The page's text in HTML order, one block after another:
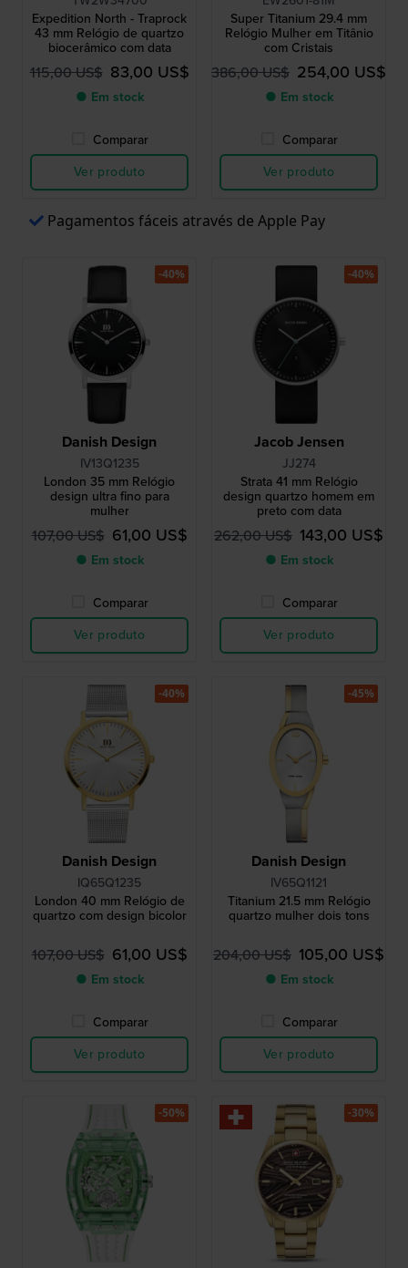
Expedition North - Traprock
43 mm Relógio de quartzo
biocerâmico com data
115,00 US$ 83,00 US$
● Em stock
Comparar
Ver produto
Super Titanium 29.4 mm
Relógio Mulher em Titânio
com Cristais
386,00 US$ 254,00 US$
● Em stock
Comparar
Ver produto
Pagamentos fáceis através de Apple Pay
Danish Design
IV13Q1235
London 35 mm Relógio
design ultra fino para
mulher
107,00 US$ 61,00 US$
● Em stock
Comparar
Ver produto
-40%
Jacob Jensen
JJ274
Strata 41 mm Relógio
design quartzo homem em
preto com data
262,00 US$ 143,00 US$
● Em stock
Comparar
Ver produto
-40%
Danish Design
IQ65Q1235
London 40 mm Relógio de
quartzo com design bicolor
107,00 US$ 61,00 US$
● Em stock
Comparar
Ver produto
-40%
Danish Design
IV65Q1121
Titanium 21.5 mm Relógio
quartzo mulher dois tons
204,00 US$ 105,00 US$
● Em stock
Comparar
Ver produto
-45%
-50% -30%